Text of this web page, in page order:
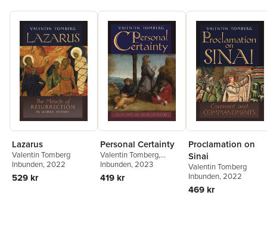
Lazarus
Valentin Tomberg
Inbunden, 2022
529 kr
Personal Certainty
Valentin Tomberg,
James R Wetmore
Inbunden, 2023
419 kr
Proclamation on
Sinai
Valentin Tomberg
Inbunden, 2022
469 kr